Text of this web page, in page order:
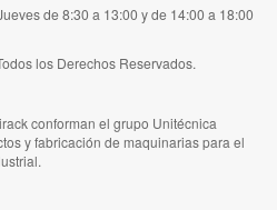
de 8:30 a 13:00 y de 14:00 a 18:00
los Derechos Reservados.
conforman el grupo Unitécnica
y fabricación de maquinarias para el